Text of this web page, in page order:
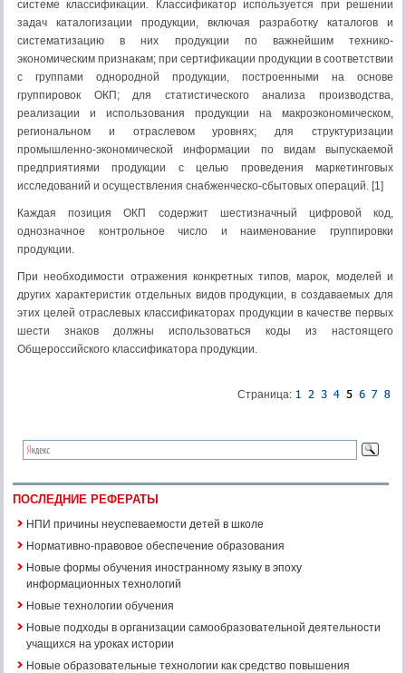
системе классификации. Классификатор используется при решении
задач каталогизации продукции, включая разработку каталогов и
систематизацию в них продукции по важнейшим технико-
экономическим признакам; при сертификации продукции в соответствии
с группами однородной продукции, построенными на основе
группировок ОКП; для статистического анализа производства,
реализации и использования продукции на макроэкономическом,
региональном и отраслевом уровнях; для структуризации
промышленно-экономической информации по видам выпускаемой
предприятиями продукции с целью проведения маркетинговых
исследований и осуществления снабженческо-сбытовых операций. [1]
Каждая позиция ОКП содержит шестизначный цифровой код,
однозначное контрольное число и наименование группировки
продукции.
При необходимости отражения конкретных типов, марок, моделей и
других характеристик отдельных видов продукции, в создаваемых для
этих целей отраслевых классификаторах продукции в качестве первых
шести знаков должны использоваться коды из настоящего
Общероссийского классификатора продукции.
Страница:
ПОСЛЕДНИЕ РЕФЕРАТЫ
НПИ причины неуспеваемости детей в школе
Нормативно-правовое обеспечение образования
Новые формы обучения иностранному языку в эпоху
информационных технологий
Новые технологии обучения
Новые подходы в организации самообразовательной деятельности
учащихся на уроках истории
Новые образовательные технологии как средство повышения